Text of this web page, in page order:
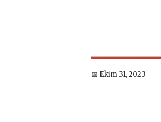
📅 Ekim 31, 2023